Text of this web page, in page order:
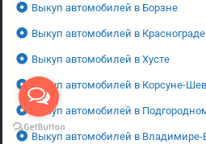
Выкуп автомобилей в Борзне
Выкуп автомобилей в Краснограде
Выкуп автомобилей в Хусте
Выкуп автомобилей в Корсуне-
Выкуп автомобилей в
Выкуп автомобилей в